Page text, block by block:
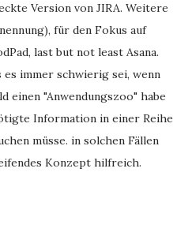
Version von JIRA. Weitere
für den Fokus auf
last but not least Asana.
es immer schwierig sei, wenn
einen "Anwendungszoo" habe
Information in einer Reihe
müsse. in solchen Fällen
Konzept hilfreich.